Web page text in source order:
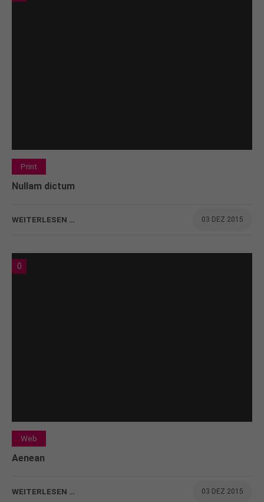
Print
Nullam dictum
WEITERLESEN … 03 DEZ 2015
0
Web
Aenean
WEITERLESEN … 03 DEZ 2015